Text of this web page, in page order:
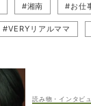
#湘南 #お仕
#VERYリアルママ
読み物・インタビ